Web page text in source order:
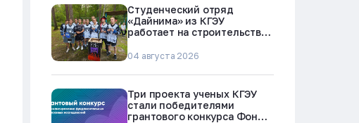
Студенческий отряд
«Дайнима» из КГЭУ
работает на строительстве
04 августа 2026
Три проекта ученых КГЭУ
стали победителями
грантового конкурса Фонда